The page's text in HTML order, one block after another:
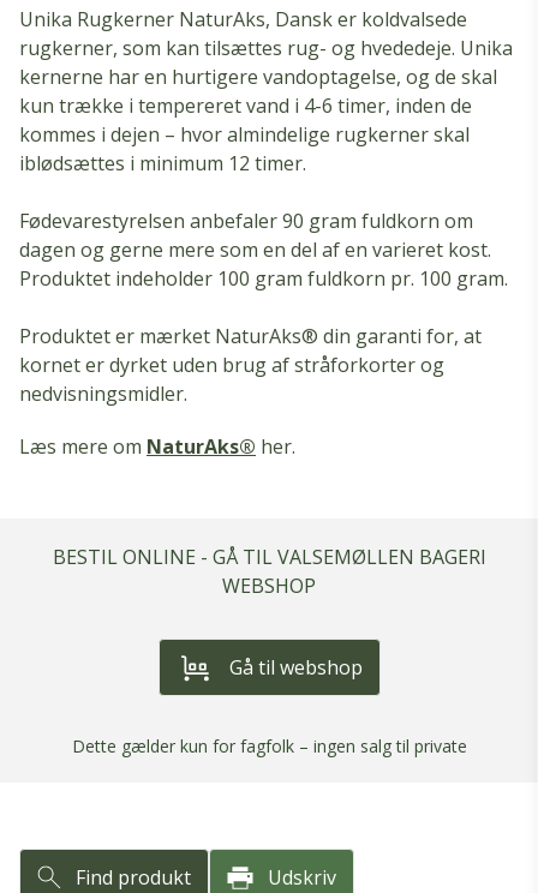
Unika Rugkerner NaturAks, Dansk er koldvalsede
rugkerner, som kan tilsættes rug- og hvededeje. Unika
kernerne har en hurtigere vandoptagelse, og de skal
kun trække i tempereret vand i 4-6 timer, inden de
kommes i dejen – hvor almindelige rugkerner skal
iblødsættes i minimum 12 timer.
Fødevarestyrelsen anbefaler 90 gram fuldkorn om
dagen og gerne mere som en del af en varieret kost.
Produktet indeholder 100 gram fuldkorn pr. 100 gram.
Produktet er mærket NaturAks® din garanti for, at
kornet er dyrket uden brug af stråforkorter og
nedvisningsmidler.
Læs mere om NaturAks® her.
BESTIL ONLINE - GÅ TIL VALSEMØLLEN BAGERI
WEBSHOP
Gå til webshop
Dette gælder kun for fagfolk – ingen salg til private
Find produkt Udskriv